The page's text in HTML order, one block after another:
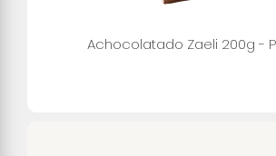
Achocolatado Zaeli 200g -